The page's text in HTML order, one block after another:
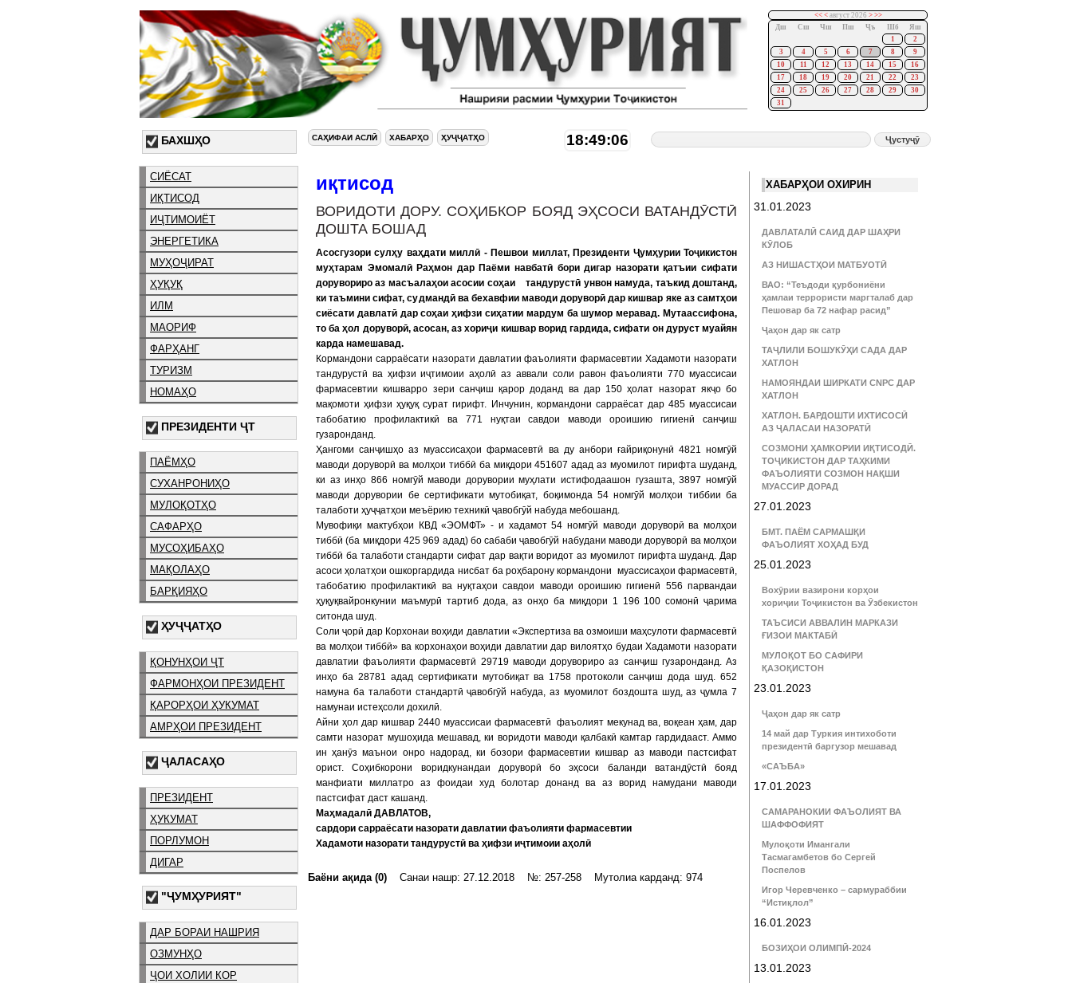
<< <август 2026 > >>
Дш
Сш Чш Пш Ҷъ Шб
Яш
1
2
3
4 5 6 7 8
9
10
11 12 13 14 15
16
17
18 19 20 21 22
23
24
25 26 27 28 29
30
31
БАХШҲО
СИЁСАТ
ИҚТИСОД
ИҶТИМОИЁТ
ЭНЕРГЕТИКА
МУҲОҶИРАТ
ҲУҚУҚ
ИЛМ
МАОРИФ
ФАРҲАНГ
ТУРИЗМ
НОМАҲО
ПРЕЗИДЕНТИ ҶТ
ПАЁМҲО
СУХАНРОНИҲО
МУЛОҚОТҲО
САФАРҲО
МУСОҲИБАҲО
МАҚОЛАҲО
БАРҚИЯҲО
ҲУҶҶАТҲО
ҚОНУНҲОИ ҶТ
ФАРМОНҲОИ ПРЕЗИДЕНТ
ҚАРОРҲОИ ҲУКУМАТ
АМРҲОИ ПРЕЗИДЕНТ
ҶАЛАСАҲО
ПРЕЗИДЕНТ
ҲУКУМАТ
ПОРЛУМОН
ДИГАР
"ҶУМҲУРИЯТ"
ДАР БОРАИ НАШРИЯ
ОЗМУНҲО
ҶОИ ХОЛИИ КОР
САҲИФАИ АСЛӢ ХАБАРҲО ҲУҶҶАТҲО 18:49:07
иқтисод
ВОРИДОТИ ДОРУ. СОҲИБКОР БОЯД ЭҲСОСИ ВАТАНДӮСТӢ
ДОШТА БОШАД
Асосгузори сулҳу ваҳдати миллӣ - Пешвои миллат, Президенти Ҷумҳурии Тоҷикистон
муҳтарам Эмомалӣ Раҳмон дар Паёми навбатӣ бори дигар назорати қатъии сифати
дорувориро аз масъалаҳои асосии соҳаи тандурустӣ унвон намуда, таъкид доштанд,
ки таъмини сифат, судмандӣ ва бехавфии маводи доруворӣ дар кишвар яке аз самтҳои
сиёсати давлатӣ дар соҳаи ҳифзи сиҳатии мардум ба шумор меравад. Мутаассифона,
то ба ҳол доруворӣ, асосан, аз хориҷи кишвар ворид гардида, сифати он дуруст муайян
карда намешавад.
Кормандони сарраёсати назорати давлатии фаъолияти фармасевтии Хадамоти назорати
тандурустӣ ва ҳифзи иҷтимоии аҳолӣ аз аввали соли равон фаъолияти 770 муассисаи
фармасевтии кишварро зери санҷиш қарор доданд ва дар 150 ҳолат назорат якҷо бо
мақомоти ҳифзи ҳуқуқ сурат гирифт. Инчунин, кормандони сарраёсат дар 485 муассисаи
табобатию профилактикӣ ва 771 нуқтаи савдои маводи ороишию гигиенӣ санҷиш
гузаронданд.
Ҳангоми санҷишҳо аз муассисаҳои фармасевтӣ ва ду анбори ғайриқонунӣ 4821 номгӯй
маводи доруворӣ ва молҳои тиббӣ ба миқдори 451607 адад аз муомилот гирифта шуданд,
ки аз инҳо 866 номгӯй маводи дорувории муҳлати истифодаашон гузашта, 3897 номгӯй
маводи дорувории бе сертификати мутобиқат, боқимонда 54 номгӯй молҳои тиббии ба
талаботи ҳуҷҷатҳои меъёрию техникӣ ҷавобгӯй набуда мебошанд.
Мувофиқи мактубҳои КВД «ЭОМФТ» - и хадамот 54 номгӯй маводи доруворӣ ва молҳои
тиббӣ (ба миқдори 425 969 адад) бо сабаби ҷавобгӯй набудани маводи доруворӣ ва молҳои
тиббӣ ба талаботи стандарти сифат дар вақти воридот аз муомилот гирифта шуданд. Дар
асоси ҳолатҳои ошкоргардида нисбат ба роҳбарону кормандони муассисаҳои фармасевтӣ,
табобатию профилактикӣ ва нуқтаҳои савдои маводи ороишию гигиенӣ 556 парвандаи
ҳуқуқвайронкунии маъмурӣ тартиб дода, аз онҳо ба миқдори 1 196 100 сомонӣ ҷарима
ситонда шуд.
Соли ҷорӣ дар Корхонаи воҳиди давлатии «Экспертиза ва озмоиши маҳсулоти фармасевтӣ
ва молҳои тиббӣ» ва корхонаҳои воҳиди давлатии дар вилоятҳо будаи Хадамоти назорати
давлатии фаъолияти фармасевтӣ 29719 маводи дорувориро аз санҷиш гузаронданд. Аз
инҳо ба 28781 адад сертификати мутобиқат ва 1758 протоколи санҷиш дода шуд. 652
намуна ба талаботи стандартӣ ҷавобгӯй набуда, аз муомилот боздошта шуд, аз ҷумла 7
намунаи истеҳсоли дохилӣ.
Айни ҳол дар кишвар 2440 муассисаи фармасевтӣ фаъолият мекунад ва, воқеан ҳам, дар
самти назорат мушоҳида мешавад, ки воридоти маводи қалбакӣ камтар гардидааст. Аммо
ин ҳанӯз маънои онро надорад, ки бозори фармасевтии кишвар аз маводи пастсифат
орист. Соҳибкорони воридкунандаи доруворӣ бо эҳсоси баланди ватандӯстӣ бояд
манфиати миллатро аз фоидаи худ болотар донанд ва аз ворид намудани маводи
пастсифат даст кашанд.
Маҳмадалӣ ДАВЛАТОВ,
сардори сарраёсати назорати давлатии фаъолияти фармасевтии
Хадамоти назорати тандурустӣ ва ҳифзи иҷтимоии аҳолӣ
Баёни ақида (0) Санаи нашр: 27.12.2018 №: 257-258 Мутолиа карданд: 974
ХАБАРҲОИ ОХИРИН
31.01.2023
ДАВЛАТАЛӢ САИД ДАР ШАҲРИ
КӮЛОБ
АЗ НИШАСТҲОИ МАТБУОТӢ
ВАО: “Теъдоди қурбониёни
ҳамлаи террористи маргталаб дар
Пешовар ба 72 нафар расид”
Ҷаҳон дар як сатр
ТАҶЛИЛИ БОШУКӮҲИ САДА ДАР
ХАТЛОН
НАМОЯНДАИ ШИРКАТИ CNPC ДАР
ХАТЛОН
ХАТЛОН. БАРДОШТИ ИХТИСОСӢ
АЗ ҶАЛАСАИ НАЗОРАТӢ
СОЗМОНИ ҲАМКОРИИ ИҚТИСОДӢ.
ТОҶИКИСТОН ДАР ТАҲКИМИ
ФАЪОЛИЯТИ СОЗМОН НАҚШИ
МУАССИР ДОРАД
27.01.2023
БМТ. ПАЁМ САРМАШҚИ
ФАЪОЛИЯТ ХОҲАД БУД
25.01.2023
Вохӯрии вазирони корҳои
хориҷии Тоҷикистон ва Ӯзбекистон
ТАЪСИСИ АВВАЛИН МАРКАЗИ
ҒИЗОИ МАКТАБӢ
МУЛОҚОТ БО САФИРИ
ҚАЗОҚИСТОН
23.01.2023
Ҷаҳон дар як сатр
14 май дар Туркия интихоботи
президентӣ баргузор мешавад
«САЪБА»
17.01.2023
САМАРАНОКИИ ФАЪОЛИЯТ ВА
ШАФФОФИЯТ
Мулоқоти Имангали
Тасмагамбетов бо Сергей
Поспелов
Игор Черевченко – сармураббии
“Истиқлол”
16.01.2023
БОЗИҲОИ ОЛИМПӢ-2024
13.01.2023